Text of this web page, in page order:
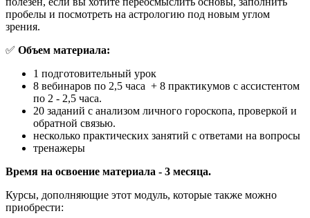
пробелы и посмотреть на астрологию под новым углом
зрения.
✅ Объем материала:
1 подготовительный урок
8 вебинаров по 2,5 часа + 8 практикумов с ассистентом
по 2 - 2,5 часа.
20 заданий с анализом личного гороскопа, проверкой и
обратной связью.
несколько практических занятий с ответами на вопросы
тренажеры
Время на освоение материала - 3 месяца.
Курсы, дополняющие этот модуль, которые также можно
приобрести: